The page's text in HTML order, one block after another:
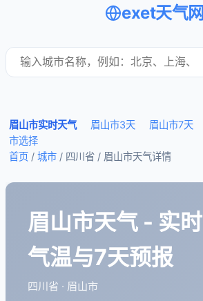
exet天气网
眉山市实时天气 眉山市3天 眉山市7天
市选择
首页 / 城市 / 四川省 / 眉山市天气详情
眉山市天气 - 实时
气温与7天预报
四川省 · 眉山市